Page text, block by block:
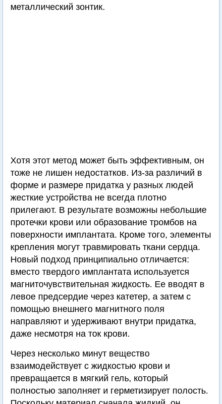
металлический зонтик.
Хотя этот метод может быть эффективным, он
тоже не лишен недостатков. Из-за различий в
форме и размере придатка у разных людей
жесткие устройства не всегда плотно
прилегают. В результате возможны небольшие
протечки крови или образование тромбов на
поверхности имплантата. Кроме того, элементы
крепления могут травмировать ткани сердца.
Новый подход принципиально отличается:
вместо твердого имплантата используется
магниточувствительная жидкость. Ее вводят в
левое предсердие через катетер, а затем с
помощью внешнего магнитного поля
направляют и удерживают внутри придатка,
даже несмотря на ток крови.
Через несколько минут вещество
взаимодействует с жидкостью крови и
превращается в мягкий гель, который
полностью заполняет и герметизирует полость.